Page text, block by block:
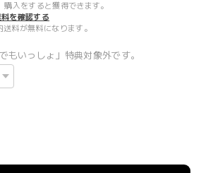
購入をすると獲得できます。
料を確認する
料が無料になります。
もいっしょ」特典対象外です。